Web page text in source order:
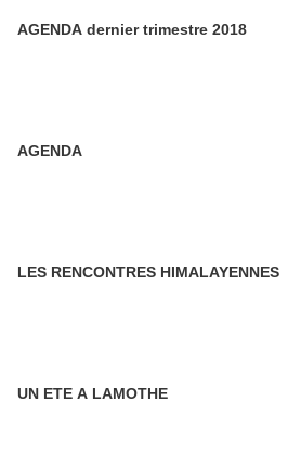
AGENDA dernier trimestre 2018
AGENDA
LES RENCONTRES HIMALAYENNES
UN ETE A LAMOTHE